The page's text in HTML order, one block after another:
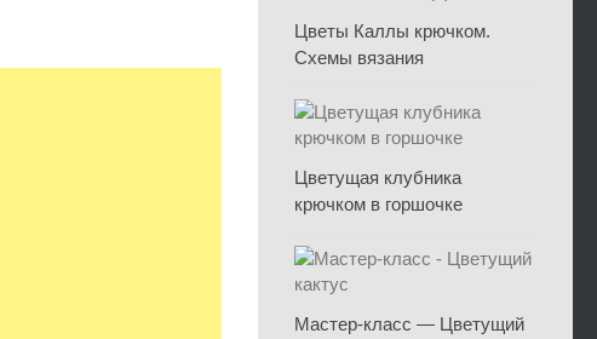
Цветы Каллы крючком.
Схемы вязания
Цветущая клубника
крючком в горшочке
Мастер-класс — Цветущий